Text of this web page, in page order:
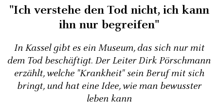
"Ich verstehe den Tod nicht, ich kann
ihn nur begreifen"
In Kassel gibt es ein Museum, das sich nur mit
dem Tod beschäftigt. Der Leiter Dirk Pörschmann
erzählt, welche "Krankheit" sein Beruf mit sich
bringt, und hat eine Idee, wie man bewusster
leben kann